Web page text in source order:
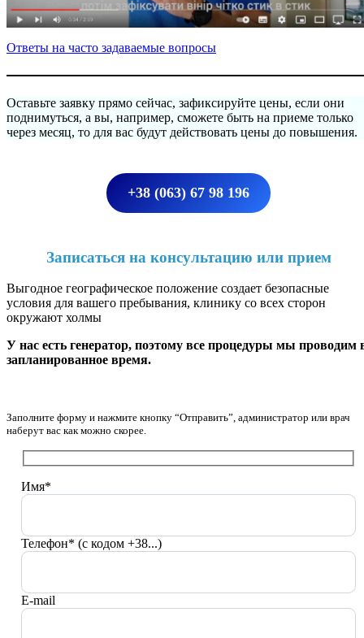
Ответы на часто задаваемые вопросы
Оставьте заявку прямо сейчас, зафиксируйте цены, если они
поднимуться, а вы, например, сможете быть на приеме только
через месяц, то для вас будут действовать цены до повышения.
+38 (063) 67 98 196
Записаться на консультацию или прием
Выгодное географическое положение создает безопасные
условия для вашего пребывания, клинику со всех сторон
окружают холмы
У нас есть генератор, поэтому все процедуры мы проводим
запланированное время.
Заполните форму и нажмите кнопку “Отправить”, администратор или врач
наберут вас как можно скорее.
Имя*
Телефон* (с кодом +38...)
E-mail